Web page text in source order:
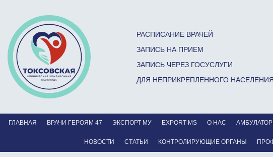
ГЛАВНАЯ ВРАЧИ ГЕРОЯМ 47 ЭКСПОРТ МУ EXPORT MS О НАС
НОВОСТИ СТАТЬИ КОНТРОЛИРУЮЩИЕ ОРГАНЫ
РАСПИСАНИЕ ВРАЧЕЙ
ЗАПИСЬ НА ПРИЕМ
ЗАПИСЬ ЧЕРЕЗ ГОСУСЛУГИ
ДЛЯ НЕПРИКРЕПЛЕННОГО НАСЕЛЕНИЯ